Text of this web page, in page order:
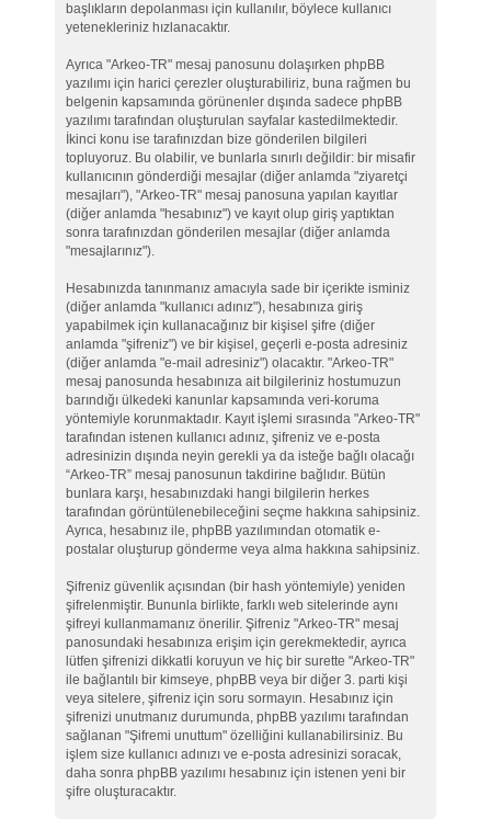
başlıkların depolanması için kullanılır, böylece kullanıcı
yetenekleriniz hızlanacaktır.
Ayrıca "Arkeo-TR" mesaj panosunu dolaşırken phpBB
yazılımı için harici çerezler oluşturabiliriz, buna rağmen bu
belgenin kapsamında görünenler dışında sadece phpBB
yazılımı tarafından oluşturulan sayfalar kastedilmektedir.
İkinci konu ise tarafınızdan bize gönderilen bilgileri
topluyoruz. Bu olabilir, ve bunlarla sınırlı değildir: bir misafir
kullanıcının gönderdiği mesajlar (diğer anlamda "ziyaretçi
mesajları"), "Arkeo-TR" mesaj panosuna yapılan kayıtlar
(diğer anlamda "hesabınız") ve kayıt olup giriş yaptıktan
sonra tarafınızdan gönderilen mesajlar (diğer anlamda
"mesajlarınız").
Hesabınızda tanınmanız amacıyla sade bir içerikte isminiz
(diğer anlamda "kullanıcı adınız"), hesabınıza giriş
yapabilmek için kullanacağınız bir kişisel şifre (diğer
anlamda "şifreniz") ve bir kişisel, geçerli e-posta adresiniz
(diğer anlamda "e-mail adresiniz") olacaktır. "Arkeo-TR"
mesaj panosunda hesabınıza ait bilgileriniz hostumuzun
barındığı ülkedeki kanunlar kapsamında veri-koruma
yöntemiyle korunmaktadır. Kayıt işlemi sırasında "Arkeo-TR"
tarafından istenen kullanıcı adınız, şifreniz ve e-posta
adresinizin dışında neyin gerekli ya da isteğe bağlı olacağı
“Arkeo-TR” mesaj panosunun takdirine bağlıdır. Bütün
bunlara karşı, hesabınızdaki hangi bilgilerin herkes
tarafından görüntülenebileceğini seçme hakkına sahipsiniz.
Ayrıca, hesabınız ile, phpBB yazılımından otomatik e-
postalar oluşturup gönderme veya alma hakkına sahipsiniz.
Şifreniz güvenlik açısından (bir hash yöntemiyle) yeniden
şifrelenmiştir. Bununla birlikte, farklı web sitelerinde aynı
şifreyi kullanmamanız önerilir. Şifreniz "Arkeo-TR" mesaj
panosundaki hesabınıza erişim için gerekmektedir, ayrıca
lütfen şifrenizi dikkatli koruyun ve hiç bir surette "Arkeo-TR"
ile bağlantılı bir kimseye, phpBB veya bir diğer 3. parti kişi
veya sitelere, şifreniz için soru sormayın. Hesabınız için
şifrenizi unutmanız durumunda, phpBB yazılımı tarafından
sağlanan "Şifremi unuttum" özelliğini kullanabilirsiniz. Bu
işlem size kullanıcı adınızı ve e-posta adresinizi soracak,
daha sonra phpBB yazılımı hesabınız için istenen yeni bir
şifre oluşturacaktır.